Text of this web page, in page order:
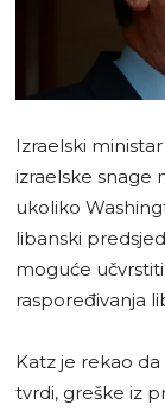
Izraelski
izraelske snage
ukoliko
libanski
moguće
raspoređivanja
Katz je rekao
tvrdi, greške iz